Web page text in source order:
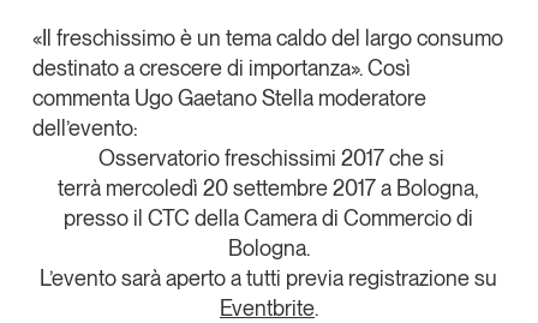
Video
Podcast
Eventi e formazione
Tutti gli appuntamenti
Chi siamo
Newsletter
Linkedin
«Il freschissimo è un tema caldo del largo consumo
destinato a crescere di importanza». Così
commentaUgo Gaetano Stellamoderatore
dell’evento:
Osservatorio freschissimi 2017che si
terrà mercoledì 20 settembre 2017 a Bologna,
presso ilCTC della Camera di Commercio di
Bologna.
L’evento sarà aperto a tutti previa registrazione su
Eventbrite.